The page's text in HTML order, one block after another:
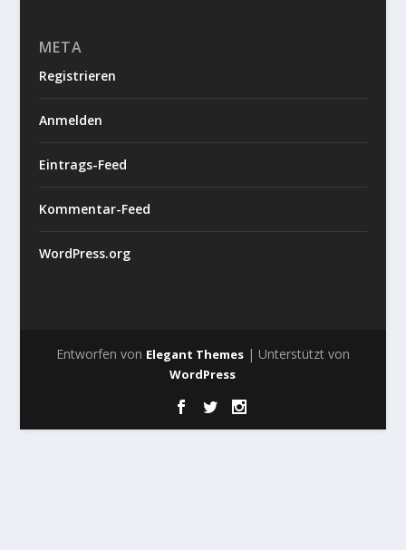
META
Registrieren
Anmelden
Eintrags-Feed
Kommentar-Feed
WordPress.org
Entworfen von Elegant Themes| Unterstützt von
WordPress